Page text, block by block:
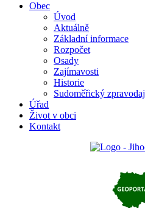
Obec
Úvod
Aktuálně
Základní informace
Rozpočet
Osady
Zajímavosti
Historie
Sudoměřický zpravodaj
Úřad
Život v obci
Kontakt